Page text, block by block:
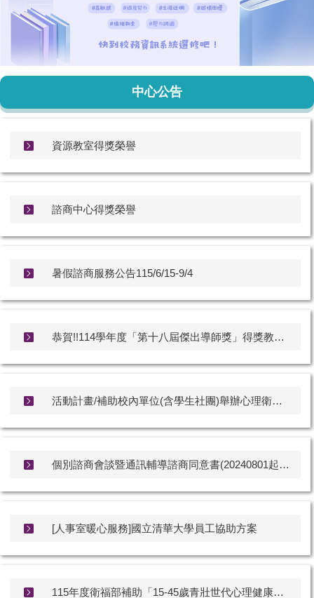
中心公告
資源教室得獎榮譽
諮商中心得獎榮譽
暑假諮商服務公告115/6/15-9/4
恭賀!!114學年度「第十八屆傑出導師獎」得獎教授!!
活動計畫/補助校內單位(含學生社團)舉辦心理衛生相關活動計畫
個別諮商會談暨通訊輔導諮商同意書(20240801起適用)
[人事室暖心服務]國立清華大學員工協助方案
115年度衛福部補助「15-45歲青壯世代心理健康支持方案」每人3次免費心理諮商。